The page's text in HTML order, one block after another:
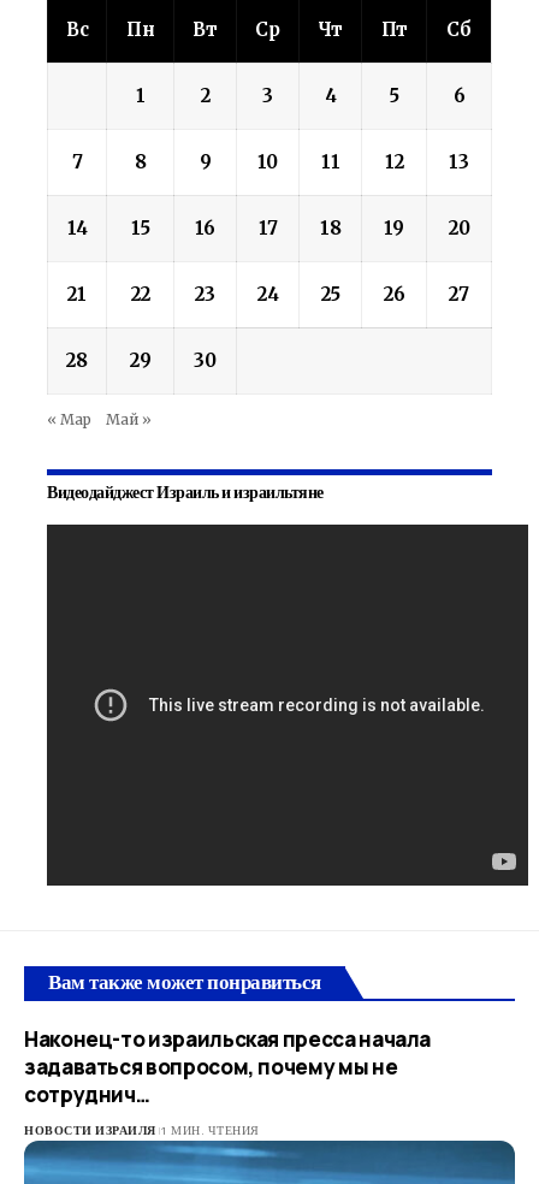
Вс Пн Вт Ср Чт Пт Сб
1 2 3 4 5 6
7 8 9 10 11 12 13
14 15 16 17 18 19 20
21 22 23 24 25 26 27
28 29 30
« Мар Май »
Видеодайджест Израиль и израильтяне
Вам также может понравиться
Наконец-то израильская пресса начала
задаваться вопросом, почему мы не
сотруднич…
НОВОСТИ ИЗРАИЛЯ 1 МИН. ЧТЕНИЯ